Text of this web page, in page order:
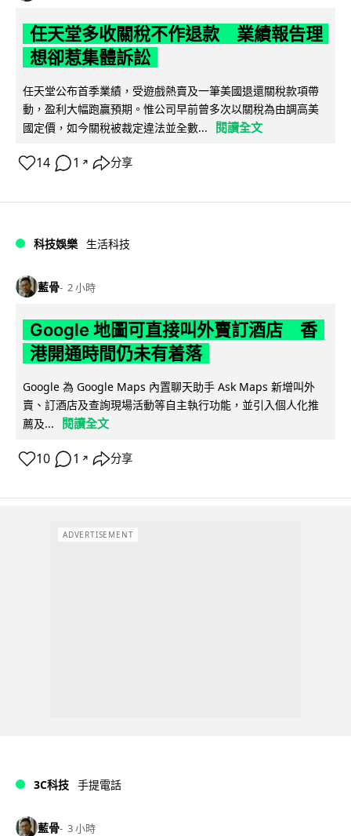
任天堂多收關稅不作退款 業績報告理
想卻惹集體訴訟
任天堂公布首季業績，受遊戲熱賣及一筆美國退還關稅款項帶
動，盈利大幅跑贏預期。惟公司早前曾多次以關稅為由調高美
國定價，如今關稅被裁定違法並全數...
閱讀全文
14 1 ↗ 分享
科技娛樂 生活科技
藍骨 2 小時
Google 地圖可直接叫外賣訂酒店 香
港開通時間仍未有着落
Google 為 Google Maps 內置聊天助手 Ask Maps 新增叫外
賣、訂酒店及查詢現場活動等自主執行功能，並引入個人化推
薦及...
閱讀全文
10 1 ↗ 分享
ADVERTISEMENT
3C科技 手提電話
藍骨 3 小時